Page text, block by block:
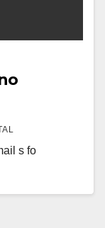
s fo